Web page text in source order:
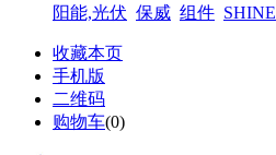
阳能,光伏 保威 组件 SHINE
收藏本页
手机版
二维码
购物车(0)